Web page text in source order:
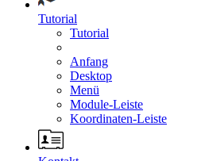
Tutorial
Tutorial
Anfang
Desktop
Menü
Module-Leiste
Koordinaten-Leiste